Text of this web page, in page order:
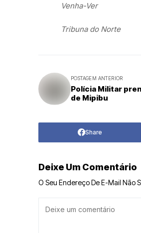
Venha-Ver
Tribuna do Norte
POSTAGEM ANTERIOR
Polícia Militar
de Mipibu
Share
Deixe Um Comentário
O Seu Endereço De E-Mail Não